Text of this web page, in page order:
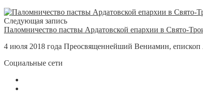
Следующая запись
Паломничество паствы Ардатовской епархии в Свято-
4 июля 2018 года Преосвященнейший Вениамин, епископ
Социальные сети